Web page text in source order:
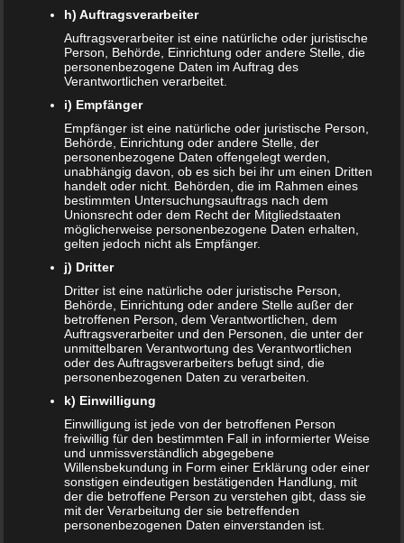
erbrochen wird. Das Gleiche gilt für Flüssigkeiten. Nicht
Schwangerschaftsmonat hinaus an. Allerdings hört sich
dieses Symptom schlimmer an, als es ist. Denn wird diese
selten zu Komplikationen. In jedem Fall sollten Frauen, die
unter diesem Symptome leiden, unbedingt einen Arzt
aufsuchen.
Vermehrtes Wasserlassen
Nicht selten hat die Schwangere das Gefühl, sie müsse
öfter zur Toilette beziehungsweise Wasserlassen. Der
Grund dafür ist recht simpel: Die
die Harnblase. Dadurch entsteht das Gefühl, man müsse
öfter auf die Toilette. Dieses Symptom tritt in der Regel
zwischen der 6. und 8. Schwangerschaftswoche auf.
Stimmungsschwankungen
Das waren aber noch nicht alle
Schwangerschaftssymptome. Nicht wenige Frauen
berichten von extremen Stimmungsschwankungen in der
Schwangerschaft. Das gilt insbesondere für die ersten
Schwangerschaftswochen. Ursächlich für das
Schwangerschaftssymptom sind Hormonumstellungen.
Einige Frauen berichten sogar davon, dass sie manchmal
h) Auftragsverarbeiter
Auftragsverarbeiter ist eine natürliche oder juristische
Person, Behörde, Einrichtung oder andere Stelle, die
personenbezogene Daten im Auftrag des
Verantwortlichen verarbeitet.
i) Empfänger
Empfänger ist eine natürliche oder juristische Person,
Behörde, Einrichtung oder andere Stelle, der
personenbezogene Daten offengelegt werden,
unabhängig davon, ob es sich bei ihr um einen Dritten
handelt oder nicht. Behörden, die im Rahmen eines
bestimmten Untersuchungsauftrags nach dem
Unionsrecht oder dem Recht der Mitgliedstaaten
möglicherweise personenbezogene Daten erhalten,
gelten jedoch nicht als Empfänger.
j) Dritter
Dritter ist eine natürliche oder juristische Person,
Behörde, Einrichtung oder andere Stelle außer der
betroffenen Person, dem Verantwortlichen, dem
Auftragsverarbeiter und den Personen, die unter der
unmittelbaren Verantwortung des Verantwortlichen
oder des Auftragsverarbeiters befugt sind, die
personenbezogenen Daten zu verarbeiten.
k) Einwilligung
Einwilligung ist jede von der betroffenen Person
freiwillig für den bestimmten Fall in informierter Weise
und unmissverständlich abgegebene
Willensbekundung in Form einer Erklärung oder einer
sonstigen eindeutigen bestätigenden Handlung, mit
der die betroffene Person zu verstehen gibt, dass sie
mit der Verarbeitung der sie betreffenden
personenbezogenen Daten einverstanden ist.